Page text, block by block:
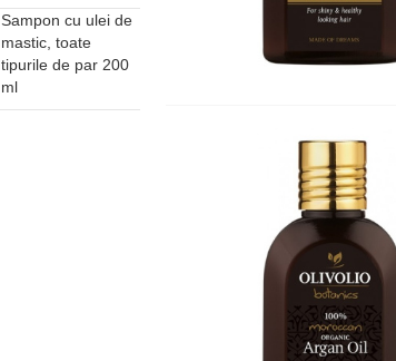
Sampon cu ulei de
mastic, toate
tipurile de par 200
ml